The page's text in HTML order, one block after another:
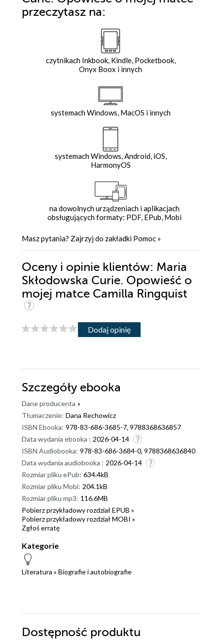
przeczytasz na:
czytnikach Inkbook, Kindle, Pocketbook,
Onyx Boox i innych
systemach Windows, MacOS i innych
systemach Windows, Android, iOS,
HarmonyOS
na dowolnych urządzeniach i aplikacjach
obsługujących formaty: PDF, EPub, Mobi
Masz pytania? Zajrzyj do zakładki Pomoc »
Oceny i opinie klientów: Maria
Skłodowska Curie. Opowieść o
mojej matce Camilla Ringquist
Dodaj opinię
Szczegóły ebooka
Dane producenta »
Tłumaczenie: Dana Rechowicz
ISBN Ebooka: 978-83-686-3685-7, 9788368636857
Data wydania ebooka : 2026-04-14
ISBN Audiobooka: 978-83-686-3684-0, 9788368636840
Data wydania audiobooka : 2026-04-14
Rozmiar pliku ePub: 634.4kB
Rozmiar pliku Mobi: 204.1kB
Rozmiar pliku mp3: 116.6MB
Pobierz przykładowy rozdział EPUB »
Pobierz przykładowy rozdział MOBI »
Zgłoś erratę
Kategorie
Literatura » Biografie i autobiografie
Dostępność produktu